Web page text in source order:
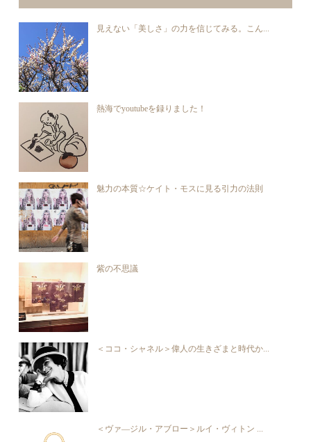
見えない「美しさ」の力を信じてみる。こん...
熱海でyoutubeを録りました！
魅力の本質☆ケイト・モスに見る引力の法則
紫の不思議
＜ココ・シャネル＞偉人の生きざまと時代か...
＜ヴァ―ジル・アブロー＞ルイ・ヴィトン ...